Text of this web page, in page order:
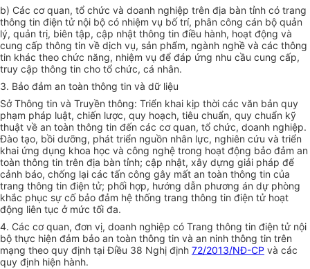
b) Các cơ quan, tổ chức và doanh nghiệp trên địa bàn tỉnh có trang
thông tin điện tử nội bộ có nhiệm vụ bố trí, phân công cán bộ quản
lý, quản trị, biên tập, cập nhật thông tin điều hành, hoạt động và
cung cấp thông tin về dịch vụ, sản phẩm, ngành nghề và các thông
tin khác theo chức năng, nhiệm vụ để đáp ứng nhu cầu cung cấp,
truy cập thông tin cho tổ chức, cá nhân.
3. Bảo đảm an toàn thông tin và dữ liệu
Sở Thông tin và Truyền thông: Triển khai kịp thời các văn bản quy
phạm pháp luật, chiến lược, quy hoạch, tiêu chuẩn, quy chuẩn kỹ
thuật về an toàn thông tin đến các cơ quan, tổ chức, doanh nghiệp.
Đào tạo, bồi dưỡng, phát triển nguồn nhân lực, nghiên cứu và triển
khai ứng dụng khoa học và công nghệ trong hoạt động bảo đảm an
toàn thông tin trên địa bàn tỉnh; cập nhật, xây dựng giải pháp để
cảnh báo, chống lại các tấn công gây mất an toàn thông tin của
trang thông tin điện tử; phối hợp, hướng dẫn phương án dự phòng
khắc phục sự cố bảo đảm hệ thống trang thông tin điện tử hoạt
động liên tục ở mức tối đa.
4. Các cơ quan, đơn vị, doanh nghiệp có Trang thông tin điện tử nội
bộ thực hiện đảm bảo an toàn thông tin và an ninh thông tin trên
mạng theo quy định tại Điều 38 Nghị định 72/2013/NĐ-CP và các
quy định hiện hành.